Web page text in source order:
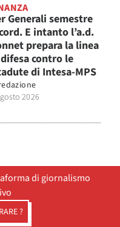
Generali semestre
E intanto l’a.d.
prepara la linea
contro le
di Intesa-MPS
2026
di giornalismo
?